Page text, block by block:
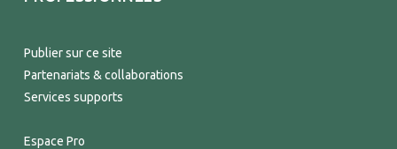
Publier sur ce site
Partenariats & collaborations
Services supports
Espace Pro